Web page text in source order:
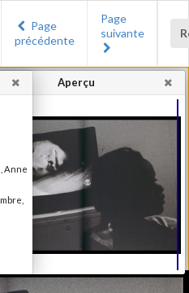
Page
précédente
Page
suivante
Aperçu
Anne